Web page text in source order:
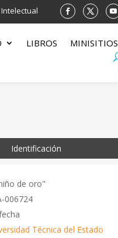
Intelectual
LIBROS MINISITIOS
Identificación
de oro"
006724
Técnica del Estado